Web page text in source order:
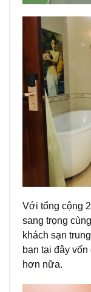
Với tổng cộng
sang trọng
khách sạn
bạn tại đây
hơn nữa.